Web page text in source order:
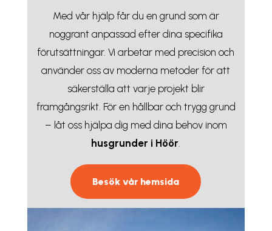
Med vår hjälp får du en grund som är
noggrant anpassad efter dina specifika
förutsättningar. Vi arbetar med precision och
använder oss av moderna metoder för att
säkerställa att varje projekt blir
framgångsrikt. För en hållbar och trygg grund
– låt oss hjälpa dig med dina behov inom
husgrunder i Höör.
Besök vår hemsida